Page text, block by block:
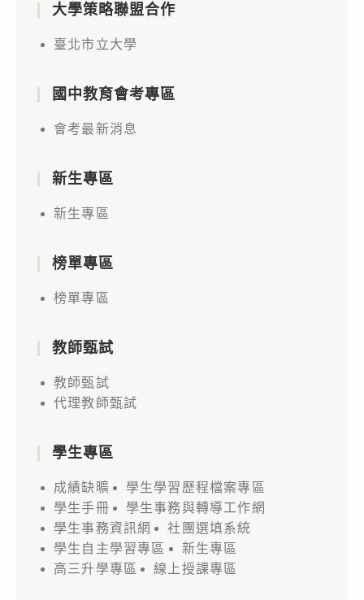
大學策略聯盟合作
臺北市立大學
國中教育會考專區
會考最新消息
新生專區
新生專區
榜單專區
榜單專區
教師甄試
教師甄試
代理教師甄試
學生專區
成績缺曠
學生學習歷程檔案專區
學生手冊
學生事務與轉導工作網
學生事務資訊網
社團選填系統
學生自主學習專區
新生專區
高三升學專區
線上授課專區